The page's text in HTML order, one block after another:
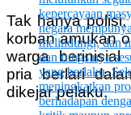
Tak hanya
korban amukan
warga berinisial
pria berlari
dikejar pelaku.